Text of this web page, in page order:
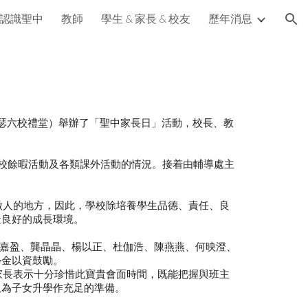
認識聖中 教師 學生 & 家長 & 校友 歷年消息
校禮堂）舉辦了「聖中家長日」活動，校長、教
暇活動及各類課外活動的情況。接着由輔導處主
的地方，因此，學校除培養學生品德、責任、良
好的成長環境。
、龔晶晶、楊以正、杜伽浩、陳燕燕、何映澄、
以資鼓勵。
表示十分珍惜此寶貴會面時間，既能把握與班主
子女升學作充足的準備。